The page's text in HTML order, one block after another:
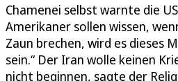
Chamenei selbst warnte die
Amerikaner sollen wissen,
Zaun brechen, wird es dieses
sein.“ Der Iran wolle keinen
nicht beginnen, sagte der